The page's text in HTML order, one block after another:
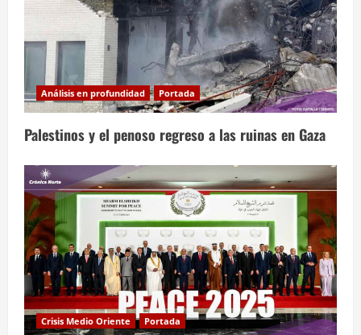
Análisis en profundidad Portada
Palestinos y el penoso regreso a las ruinas en Gaza
Crisis Medio Oriente Portada